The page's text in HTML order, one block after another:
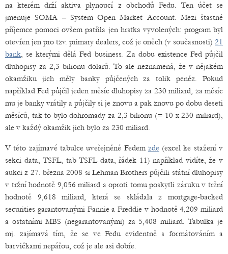
na kterém drží aktiva plynoucí z obchodů Fedu. Ten účet se
jmenuje SOMA – System Open Market Account. Mezi štastné
příjemce pomoci ovšem patřila jen hrstka vyvolených: program byl
otevřen jen pro tzv. primary dealers, což je oněch (v současnosti) 21
bank, se kterými dělá Fed business. Za dobu existence Fed půjčil
dluhopisy za 2,3 bilionu dolarů. To ale neznamená, že v nějakém
okamžiku jich měly banky půjčených za tolik peněz. Pokud
například Fed půjčil jeden měsíc dluhopisy za 230 miliard, za měsíc
mu je banky vrátily a půjčily si je znovu a pak znovu po dobu deseti
měsíců, tak to bylo dohromady za 2,3 bilionu (= 10 x 230 miliard),
ale v každý okamžik jich bylo za 230 miliard.
V této zajímavé tabulce uveřejněné Fedem zde(excel ke stažení v
sekci data, TSFL, tab TSFL data, řádek 11) například vidíte, že v
aukci z 27. března 2008 si Lehman Brothers půjčili státní dluhopisy
v tržní hodnotě 9,056 miliard a oproti tomu poskytli záruku v tržní
hodnotě 9,618 miliard, která se skládala z mortgage-backed
securities garantovanými Fannie a Freddie v hodnotě 4,209 miliard
a ostatními MBS (negarantovanými) za 5,408 miliard. Tabulka je
mj. zajímavá tím, že se ve Fedu evidentně s formátováním a
barvičkami nepářou, což je ale asi dobře.